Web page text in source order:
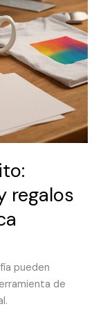
regalos
pueden
de